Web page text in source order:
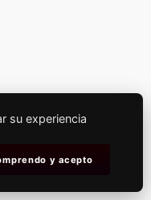
su experiencia
y acepto